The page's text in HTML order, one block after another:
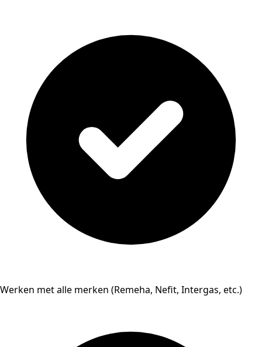
Werken met alle merken (Remeha, Nefit, Intergas, etc.)